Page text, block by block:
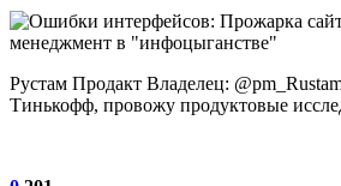
Рустам Продакт Владелец:
Тинькофф, провожу продуктовые